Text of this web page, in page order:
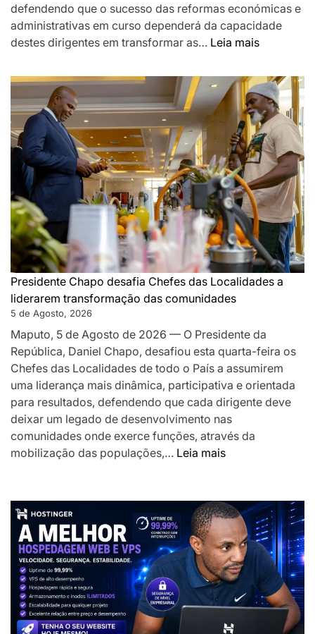
defendendo que o sucesso das reformas económicas e
administrativas em curso dependerá da capacidade
destes dirigentes em transformar as… Leia mais:
destaca
Chefes
das
como
pilar
da
de
e
desafia-
os
o
local
Presidente Chapo desafia Chefes das Localidades a
liderarem transformação das comunidades
5 de Agosto, 2026
Maputo, 5 de Agosto de 2026 — O Presidente da
República, Daniel Chapo, desafiou esta quarta-feira os
Chefes das Localidades de todo o País a assumirem
uma liderança mais dinâmica, participativa e orientada
para resultados, defendendo que cada dirigente deve
deixar um legado de desenvolvimento nas
comunidades onde exerce funções, através da
mobilização das populações,… Leia mais:
desafia
Chefes
das
Localidades
a
liderarem
transformação
das